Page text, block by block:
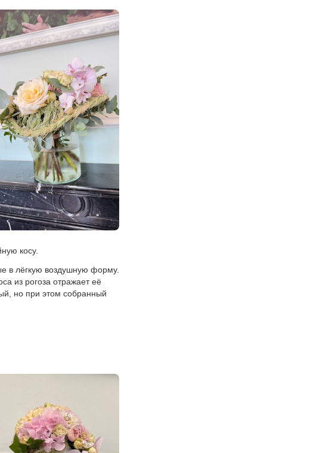
косу.
в лёгкую воздушную форму.
из рогоза отражает её
но при этом собранный